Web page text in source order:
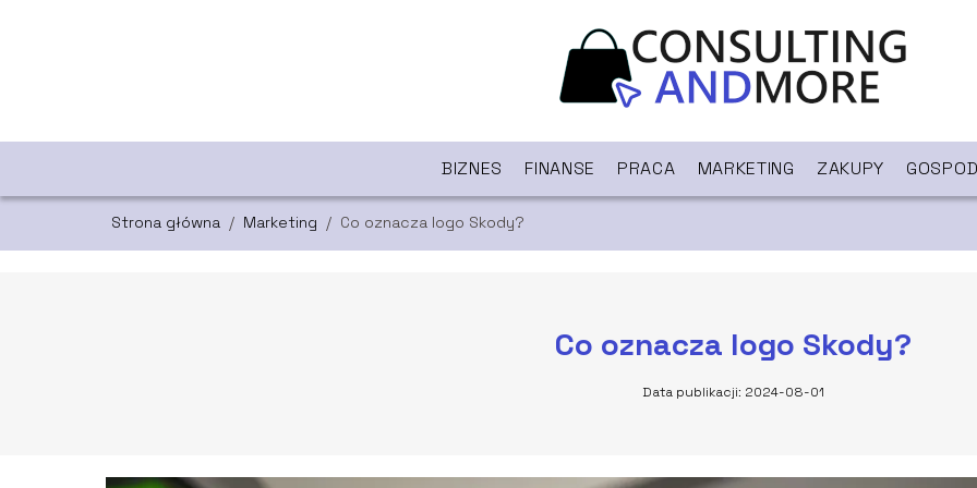
BIZNES FINANSE PRACA MARKETING ZAKUPY
Strona główna / Marketing / Co oznacza logo Skody?
Co oznacza logo Skody?
Data publikacji: 2024-08-01